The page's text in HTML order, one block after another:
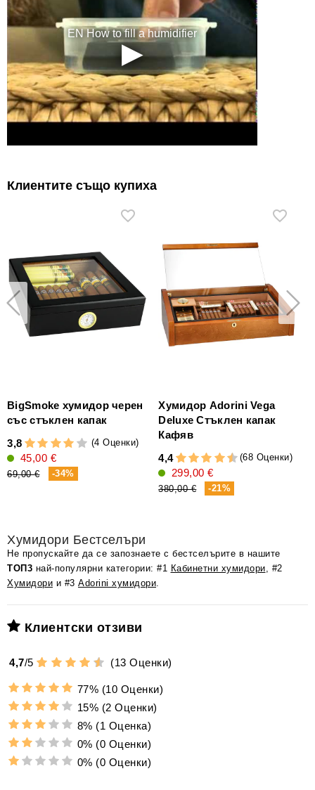
Клиентите също купиха
BigSmoke хумидор черен
със стъклен капак
3,8
(4 Оценки)
45,00 €
69,00 € -34%
Хумидор Adorini Vega
Deluxe Стъклен капак
Кафяв
4,4
(68 Оценки)
299,00 €
380,00 € -21%
Хумидори Бестселъри
Не пропускайте да се запознаете с бестселърите в нашите
ТОП3 най-популярни категории: #1 Кабинетни хумидори, #2
Хумидори и #3 Adorini хумидори.
Клиентски отзиви
4,7/5 (13 Оценки)
77% (10 Оценки)
15% (2 Оценки)
8% (1 Оценка)
0% (0 Оценки)
0% (0 Оценки)